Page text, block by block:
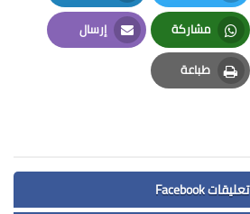
Twitter
LinkedIn
مشاركة
Whatsapp
إرسال
Email
طباعة
Print
تعليقات Facebook